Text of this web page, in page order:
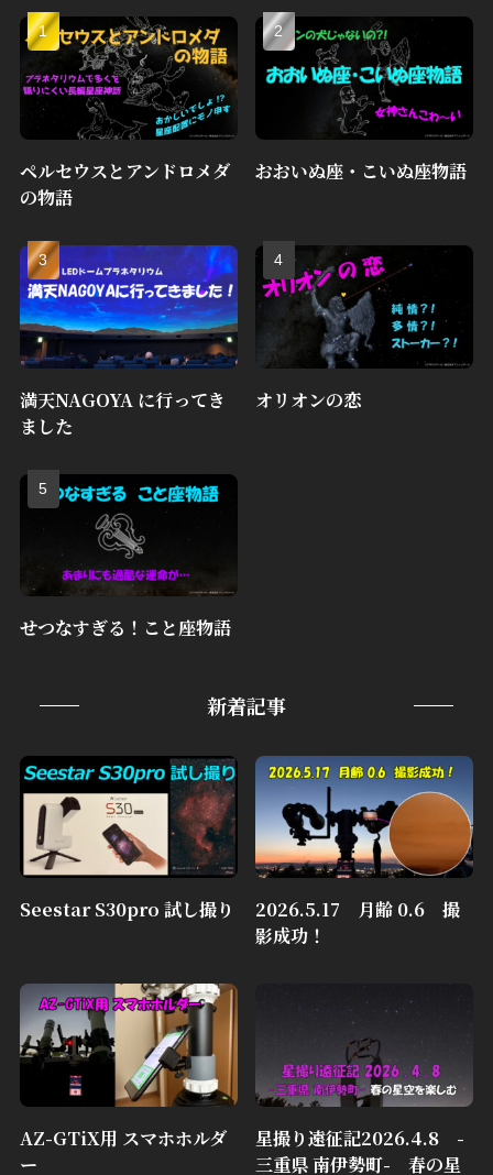
ペルセウスとアンドロメダ
の物語
おおいぬ座・こいぬ座物語
満天NAGOYA に行ってき
ました
オリオンの恋
せつなすぎる！こと座物語
新着記事
Seestar S30pro 試し撮り
2026.5.17 月齢 0.6 撮
影成功！
AZ-GTiX用 スマホホルダ
ー
星撮り遠征記2026.4.8 -
三重県 南伊勢町- 春の星